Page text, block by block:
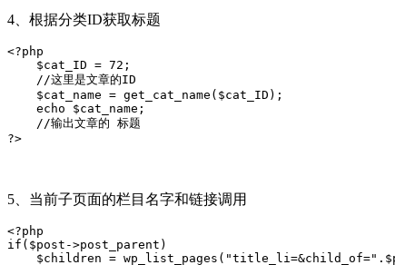
4、根据分类ID获取标题
<?php
    $cat_ID = 72;
    //这里是文章的ID
    $cat_name = get_cat_name($cat_ID);
    echo $cat_name;
    //输出文章的 标题
5、当前子页面的栏目名字和链接调用
<?php
if($post->post_parent)
$children =